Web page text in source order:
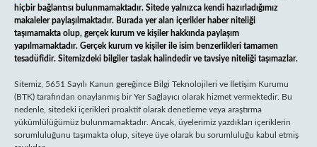
hiçbir bağlantısı bulunmamaktadır. Sitede yalnızca kendi hazırladığımız
makaleler paylaşılmaktadır. Burada yer alan içerikler haber niteliği
taşımamakta olup, gerçek kurum ve kişiler hakkında paylaşım
yapılmamaktadır. Gerçek kurum ve kişiler ile isim benzerlikleri tamamen
tesadüfidir. Sitemizdeki bilgiler taslak halindedir ve tavsiye niteliği taşımazlar.
Sitemiz, 5651 Sayılı Kanun gereğince Bilgi Teknolojileri ve İletişim Kurumu
(BTK) tarafından onaylanmış bir Yer Sağlayıcı olarak hizmet vermektedir. Bu
nedenle, sitedeki içerikleri proaktif olarak denetleme veya araştırma
yükümlülüğümüz bulunmamaktadır. Ancak, üyelerimiz yazdıkları içeriklerin
sorumluluğunu taşımakta olup, siteye üye olarak bu sorumluluğu kabul etmiş